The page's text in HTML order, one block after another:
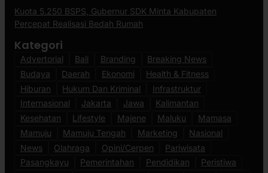
Kuota 5.250 BSPS, Gubernur SDK Minta Kabupaten
Percepat Realisasi Bedah Rumah
Kategori
Advertorial Bali Branding
Breaking News
Budaya
Daerah Ekonomi
Health & Fitness
Hiburan
Hukum Dan Kriminal
Infrastruktur
Internasional
Jakarta Jawa
Kalimantan
Kesehatan
Lifestyle Majene Maluku
Mamasa
Mamuju
Mamuju Tengah Marketing
Nasional
News
Olahraga Opini/Cerpen
Pariwisata
Pasangkayu
Pemerintahan Pendidikan
Peristiwa